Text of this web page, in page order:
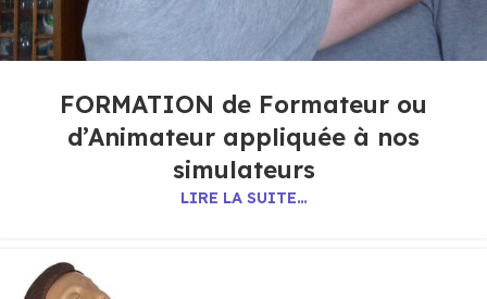
FORMATION de Formateur ou
d’Animateur appliquée à nos
simulateurs
LIRE LA SUITE…